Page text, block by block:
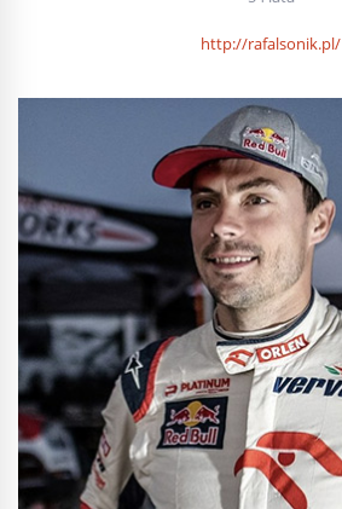
http://rafalsonik.pl/